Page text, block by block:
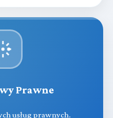
Prawne
usług prawnych.